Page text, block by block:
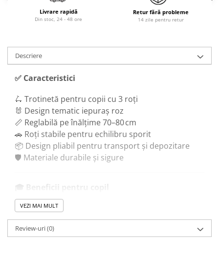
Jocuri de Constructie & Asamblare
Trenulete & Seturi Feroviare
Livrare rapidă
Din stoc, 24 - 48 ore
Retur fără probleme
14 zile pentru retur
Descriere
✅ Caracteristici
🛴 Trotinetă pentru copii cu 3 roți
🐰 Design tematic iepuraș roz
📏 Reglabilă pe înălțime 70–80 cm
🚗 Roți stabile pentru echilibru sporit
📦 Design pliabil pentru transport și depozitare
🛡️ Materiale durabile și sigure
Beneficii pentru copil
🦵 Dezvoltă echilibrul și coordonarea
💪 Încurajează activitatea fizică în aer liber
😊 Stimulează autodiversiunea și distracția
VEZI MAI MULT
Review-uri(0)